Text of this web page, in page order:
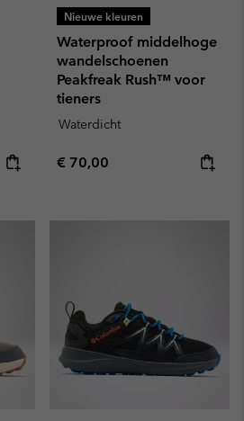
Nieuwe kleuren
Waterproof middelhoge
wandelschoenen
Peakfreak Rush™ voor
tieners
Waterdicht
Regular price:
€ 70,00